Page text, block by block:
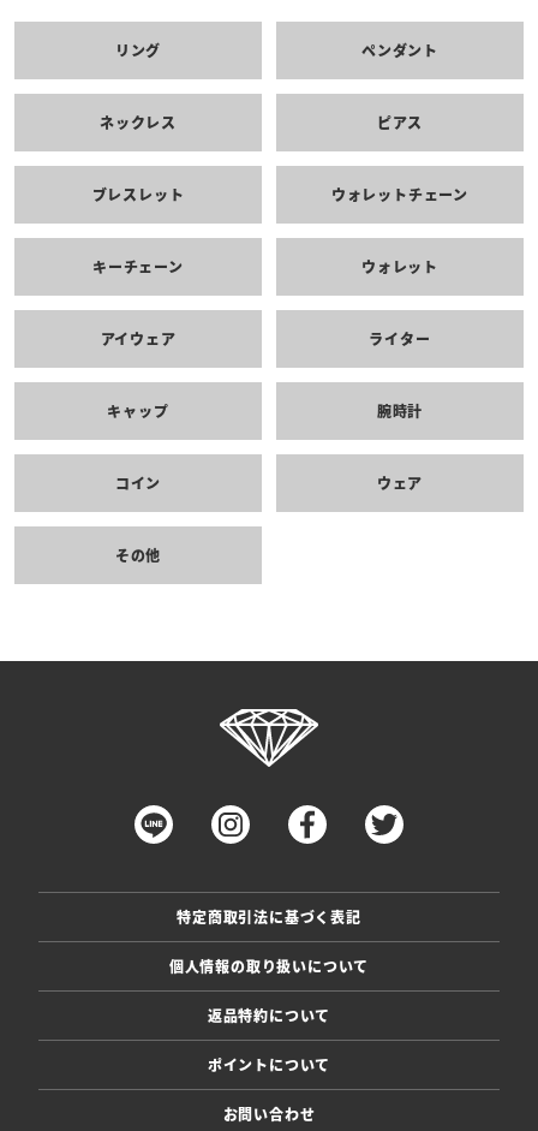
リング ペンダント
ネックレス ピアス
ブレスレット ウォレットチェーン
キーチェーン ウォレット
アイウェア ライター
キャップ 腕時計
コイン ウェア
その他
特定商取引法に基づく表記
個人情報の取り扱いについて
返品特約について
ポイントについて
お問い合わせ